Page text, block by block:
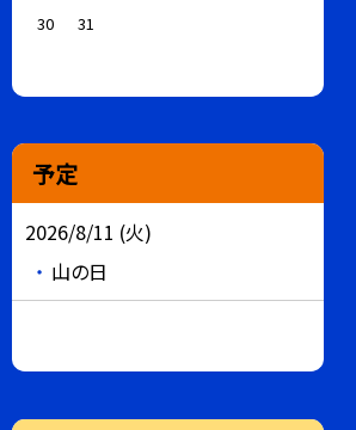
30
31
予定
2026/8/11 (火)
山の日